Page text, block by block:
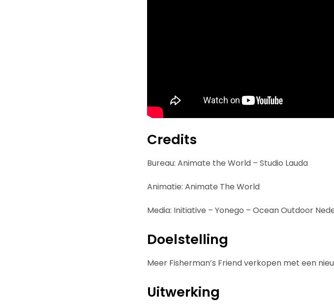
Credits
Bureau: Animate the World – Studio Lauda
Animatie: Animate The World
Media: Initiative – Yonego – Ocean Outdoor
Doelstelling
Meer Fisherman’s Friend verkopen met een
Uitwerking